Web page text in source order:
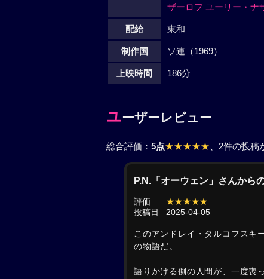
うちに見守るアンドレイの瞳にも感
からの使節団の前で、ロシアの大空
泣する少年にアンドレイは初めて近
のはウソだった。ただ鐘を自分で
ボリースカを抱き寄せて、アンドレ
やりとげたではないか。私はもう一
ザーロフ ユーリー・ナ
配給 東和
制作国 ソ連（1969）
上映時間 186分
ユーザーレビュー
総合評価： 5点★★★★★ 、2件の投稿
P.N.「オーウェン」さんから
評価
★★★★★
投稿日
2025-04-05
このアンドレイ・タルコフスキ
の物語だ。
語りかける側の人間が、一度喪